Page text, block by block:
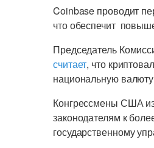
Coinbase проводит
что обеспечит
Председатель
считает, что
национальную
Конгрессмены США
законодателям к
государственному